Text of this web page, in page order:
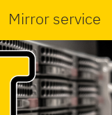
Mirror service